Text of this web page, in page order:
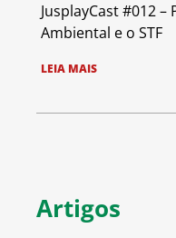
JusplayCast #012
Ambiental e o STF
LEIA MAIS
Artigos